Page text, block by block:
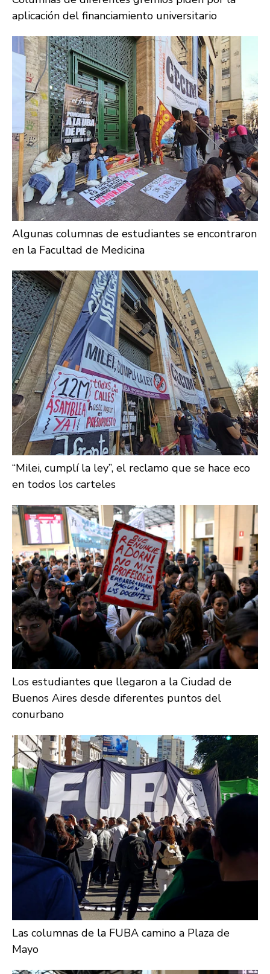
aplicación del financiamiento universitario
Algunas columnas de estudiantes se encontraron
en la Facultad de Medicina
“Milei, cumplí la ley”, el reclamo que se hace eco
en todos los carteles
Los estudiantes que llegaron a la Ciudad de
Buenos Aires desde diferentes puntos del
conurbano
Las columnas de la FUBA camino a Plaza de
Mayo